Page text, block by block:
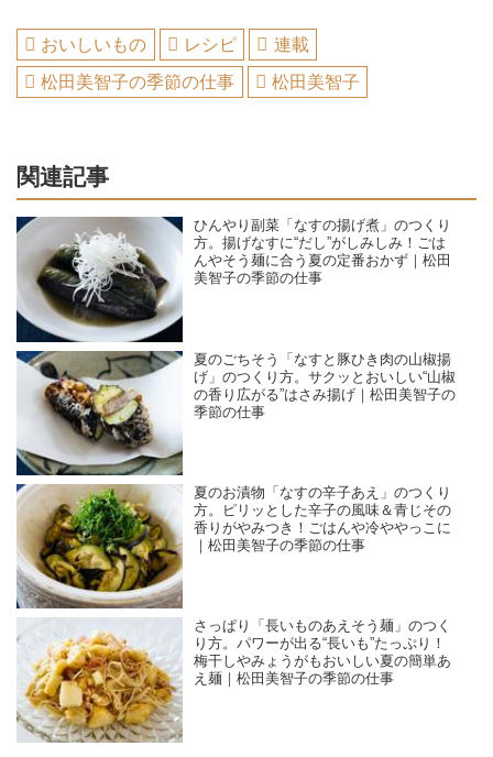
おいしいもの レシピ
連載
松田美智子の季節の仕事
松田美智子
関連記事
ひんやり副菜「なすの揚げ煮」のつくり
方。揚げなすに“だし”がしみしみ！ごは
んやそう麺に合う夏の定番おかず｜松田
美智子の季節の仕事
夏のごちそう「なすと豚ひき肉の山椒揚
げ」のつくり方。サクッとおいしい“山椒
の香り広がる”はさみ揚げ｜松田美智子の
季節の仕事
夏のお漬物「なすの辛子あえ」のつくり
方。ピリッとした辛子の風味＆青じその
香りがやみつき！ごはんや冷ややっこに
｜松田美智子の季節の仕事
さっぱり「長いものあえそう麺」のつく
り方。パワーが出る“長いも”たっぷり！
梅干しやみょうがもおいしい夏の簡単あ
え麺｜松田美智子の季節の仕事